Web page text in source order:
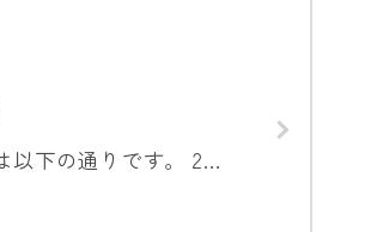
2月の妹尾先生の診療日は以下の通りです。 2月6日（金）午後 2月27日（金）午後